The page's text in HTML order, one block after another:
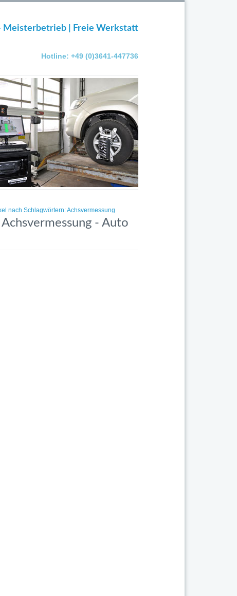
Meisterbetrieb | Freie Werkstatt
Hotline: +49 (0)3641-447736
nach Schlagwörtern: Achsvermessung
- Auto